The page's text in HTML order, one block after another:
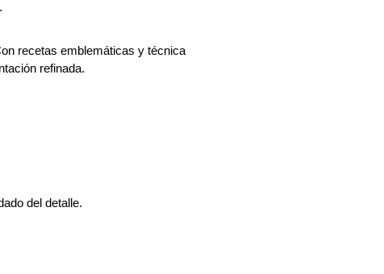
recetas emblemáticas y técnica
refinada.
del detalle.